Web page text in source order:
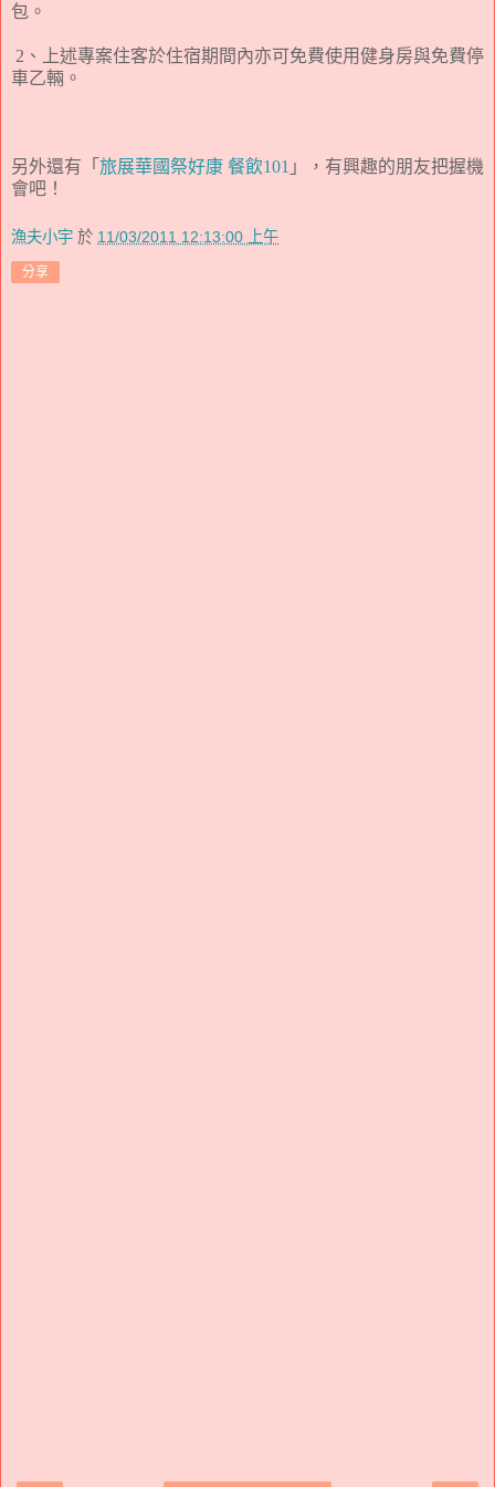
包。
2、上述專案住客於住宿期間內亦可免費使用健身房與免費停
車乙輛。
另外還有「 旅展華國祭好康 餐飲101 」，有興趣的朋友把握機
會吧！
漁夫小宇 於 11/03/2011 12:13:00 上午
分享